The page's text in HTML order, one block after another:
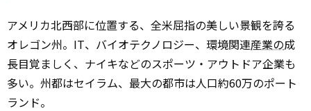
アメリカ北西部に位置する、全米屈指の美しい景観を誇る
オレゴン州。IT、バイオテクノロジー、環境関連産業の成
長目覚ましく、ナイキなどのスポーツ・アウトドア企業も
多い。州都はセイラム、最大の都市は人口約60万のポート
ランド。